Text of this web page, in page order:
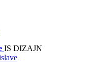
IS DIZAJN